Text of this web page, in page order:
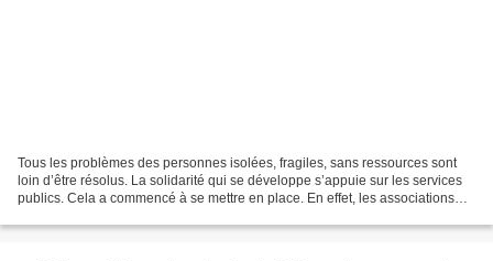
Tous les problèmes des personnes isolées, fragiles, sans ressources sont
loin d’être résolus. La solidarité qui se développe s’appuie sur les services
publics. Cela a commencé à se mettre en place. En effet, les associations